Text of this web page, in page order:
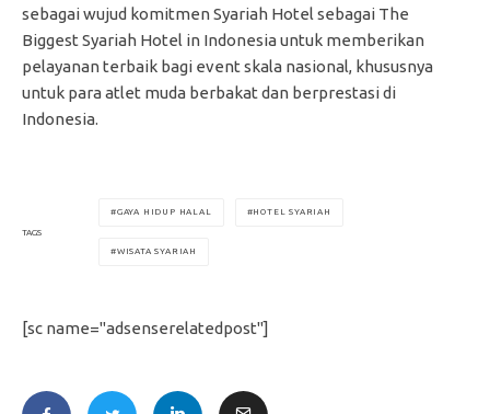
sebagai wujud komitmen Syariah Hotel sebagai The
Biggest Syariah Hotel in Indonesia untuk memberikan
pelayanan terbaik bagi event skala nasional, khususnya
untuk para atlet muda berbakat dan berprestasi di
Indonesia.
TAGS
GAYA HIDUP HALAL HOTEL SYARIAH
WISATA SYARIAH
[sc name="adsenserelatedpost"]